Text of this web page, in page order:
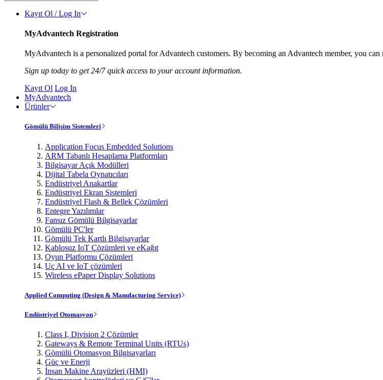
Kayıt Ol / Log In
MyAdvantech Registration
MyAdvantech is a personalized portal for Advantech customers. By becoming an Advantech member, you
Sign up today to get 24/7 quick access to your account information.
Kayıt Ol Log In
MyAdvantech
Ürünler
Gömülü Bilişim Sistemleri
Application Focus Embedded Solutions
ARM Tabanlı Hesaplama Platformları
Bilgisayar Açık Modülleri
Dijital Tabela Oynatıcıları
Endüstriyel Anakartlar
Endüstriyel Ekran Sistemleri
Endüstriyel Flash & Bellek Çözümleri
Entegre Yazılımlar
Fansız Gömülü Bilgisayarlar
Gömülü PC'ler
Gömülü Tek Kartlı Bilgisayarlar
Kablosuz IoT Çözümleri ve eKağıt
Oyun Platformu Çözümleri
Uç AI ve IoT çözümleri
Wireless ePaper Display Solutions
Applied Computing (Design & Manufacturing Service)
Endüstriyel Otomasyon
Class I, Division 2 Çözümler
Gateways & Remote Terminal Units (RTUs)
Gömülü Otomasyon Bilgisayarları
Güç ve Enerji
İnsan Makine Arayüzleri (HMI)